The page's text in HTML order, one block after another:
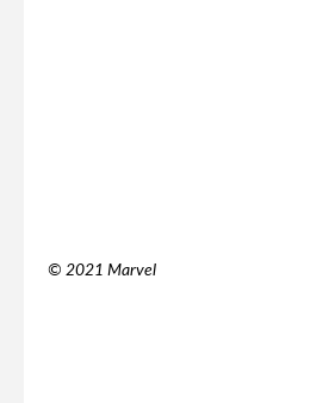
© 2021 Marvel